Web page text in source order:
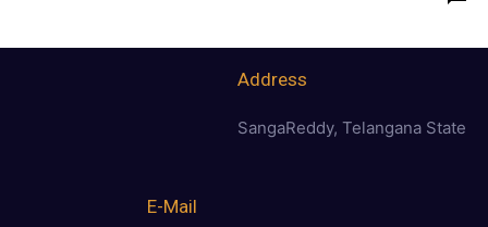
Address
SangaReddy, Telangana State
E-Mail